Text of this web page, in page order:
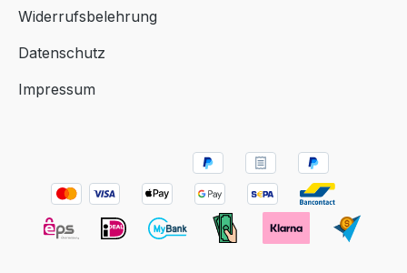
Widerrufsbelehrung
Datenschutz
Impressum